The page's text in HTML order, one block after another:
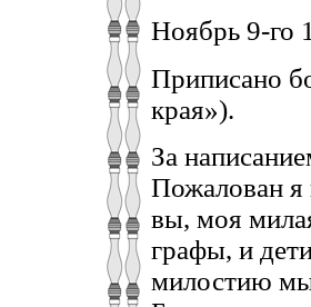
Ноябрь 9-го
Приписано
края»).
За
Пожалован я
вы, моя
графы, и
милостию мы